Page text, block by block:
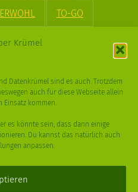
Krümel
Datenkrümel sind es auch. Trotzdem
auch für diese Webseite allein
Einsatz kommen.
es könnte sein, dass dann einige
Du kannst das natürlich auch
anpassen.
TO-GO
VEGAN